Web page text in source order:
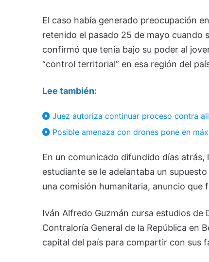
El caso había generado preocupación
retenido el pasado 25 de mayo cuando
confirmó que tenía bajo su poder al
“control territorial” en esa región del
Lee también:
Juez autoriza continuar proceso contra
Posible amenaza con drones pone en
En un comunicado difundido días
estudiante se le adelantaba un
una comisión humanitaria, anuncio que
Iván Alfredo Guzmán cursa estudios de
Contraloría General de la República en
capital del país para compartir con sus